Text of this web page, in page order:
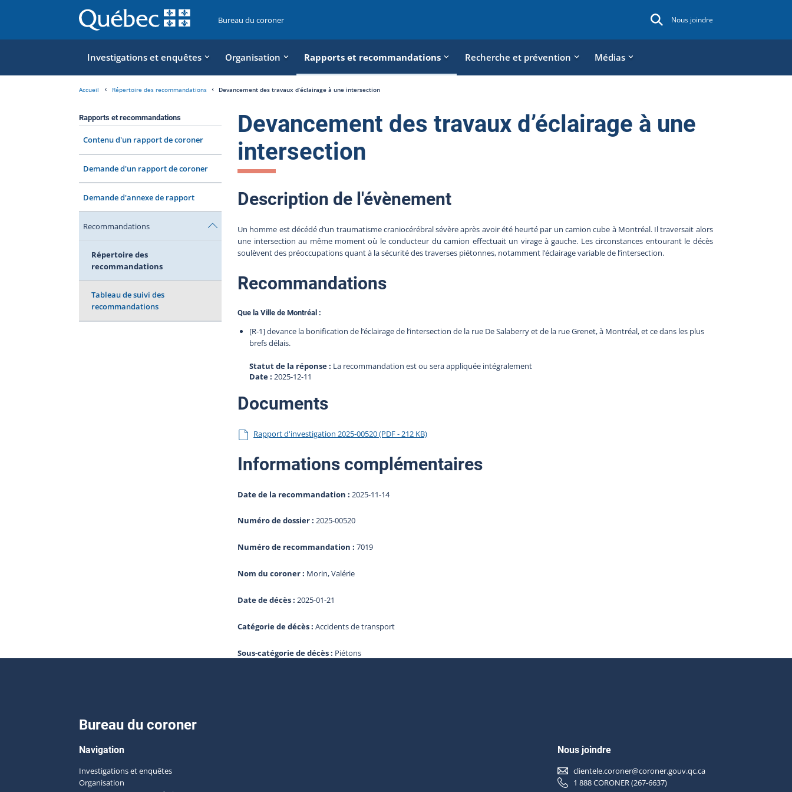
Bureau du coroner Nous joindre
Investigations et enquêtes Organisation Rapports et recommandations Recherche et prévention Médias
Accueil Répertoire des recommandations Devancement des travaux d’éclairage à une intersection
Rapports et recommandations
Contenu d'un rapport de coroner
Demande d'un rapport de coroner
Demande d'annexe de rapport
Recommandations
Répertoire des
recommandations
Tableau de suivi des
recommandations
Devancement des travaux d’éclairage à une
intersection
Description de l'évènement
Un homme est décédé d’un traumatisme craniocérébral sévère après avoir été heurté par un camion cube à Montréal. Il traversait alors
une intersection au même moment où le conducteur du camion effectuait un virage à gauche. Les circonstances entourant le décès
soulèvent des préoccupations quant à la sécurité des traverses piétonnes, notamment l’éclairage variable de l’intersection.
Recommandations
Que la Ville de Montréal :
[R-1] devance la bonification de l’éclairage de l’intersection de la rue De Salaberry et de la rue Grenet, à Montréal, et ce dans les plus
brefs délais.
Statut de la réponse : La recommandation est ou sera appliquée intégralement
Date :2025-12-11
Documents
Rapport d'investigation 2025-00520 (PDF - 212 KB)
Informations complémentaires
Date de la recommandation : 2025-11-14
Numéro de dossier :2025-00520
Numéro de recommandation :7019
Nom du coroner : Morin, Valérie
Date de décès :2025-01-21
Catégorie de décès :Accidents de transport
Sous-catégorie de décès : Piétons
Bureau du coroner
Navigation
Investigations et enquêtes
Organisation
Nous joindre
clientele.coroner@coroner.gouv.qc.ca
1 888 CORONER (267-6637)